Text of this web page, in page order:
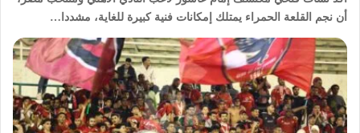
أن نجم القلعة الحمراء يمتلك إمكانات فنية كبيرة للغاية، مشددا…